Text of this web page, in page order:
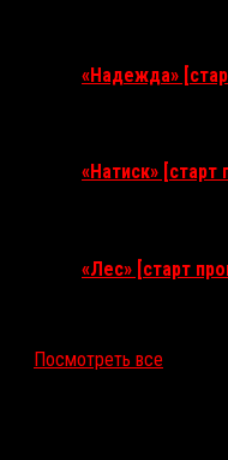
«Надежда»
«Натиск» [старт
«Лес» [старт
Посмотреть все